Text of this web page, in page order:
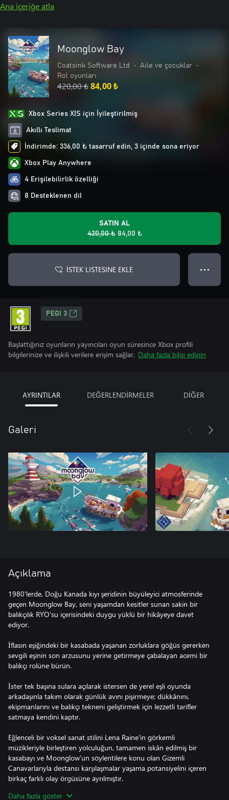
Ana içeriğe atla
Moonglow Bay
Coatsink Software Ltd • Aile ve çocuklar
•
Rol oyunları
420,00 ₺84,00 ₺
Xbox Series X|S için İyileştirilmiş
Akıllı Teslimat
İndirimde: 336,00 ₺ tasarruf edin, 3 içinde sona eriyor
Xbox Play Anywhere
4 Erişilebilirlik özelliği
8 Desteklenen dil
SATIN AL
420,00 ₺ 84,00 ₺
İSTEK LISTESINE EKLE ● ● ●
PEGI 3
Başlattığınız oyunların yayıncıları oyun süresince Xbox profili
bilgilerinize ve ilişkili verilere erişim sağlar. Daha fazla bilgi edinin
AYRINTILAR DEĞERLENDİRMELER DİĞER
Galeri
Açıklama
1980'lerde, Doğu Kanada kıyı şeridinin büyüleyici atmosferinde
geçen Moonglow Bay, seni yaşamdan kesitler sunan sakin bir
balıkçılık RYO'su içerisindeki duygu yüklü bir hikâyeye davet
ediyor.
İflasın eşiğindeki bir kasabada yaşanan zorluklara göğüs gererken
sevgili eşinin son arzusunu yerine getirmeye çabalayan acemi bir
balıkçı rolüne bürün.
İster tek başına sulara açılarak istersen de yerel eşli oyunda
arkadaşınla takım olarak günlük avını pişirmeye; dükkânını,
ekipmanlarını ve balıkçı tekneni geliştirmek için lezzetli tarifler
satmaya kendini kaptır.
Eğlenceli bir voksel sanat stilini Lena Raine'in görkemli
müzikleriyle birleştiren yolculuğun, tamamen iskân edilmiş bir
kasabayı ve Moonglow'un söylentilere konu olan Gizemli
Canavarlarıyla destansı karşılaşmalar yaşama potansiyelini içeren
birkaç farklı olay örgüsüne ayrılmıştır.
Daha fazla göster